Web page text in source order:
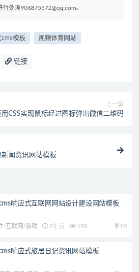
行处理906875572@qq.com。
cms模板 视频体育网站
链接
上一篇
用CSS实现鼠标经过图标弹出微信二维码
闻资讯网站模板
响应式互联网网站设计建设网站模板
/互联网/游戏 2年前 150 10
响应式旅居日记资讯网站模板